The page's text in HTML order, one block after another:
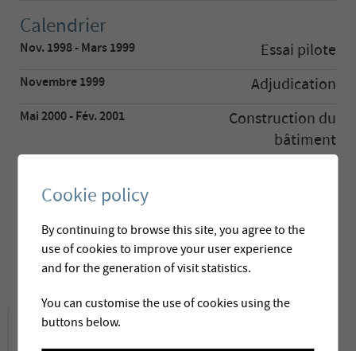
Calendrier
Nov. 1998 - Mars 1999 Essai pilote
Novembre 1999 Adjudication
Mai 2000 - Fév. 2001
Construction du
bâtiment
Mai 2001
Juin 2008
Mise en service de
Descriptif du projet
Cookie policy
By continuing to browse this site, you agree to the
use of cookies to improve your user experience
and for the generation of visit statistics.
You can customise the use of cookies using the
buttons below.